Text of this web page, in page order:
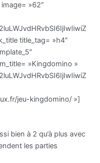
»62″
title_tag= »h4″
»Kingdomino »
jeu-kingdomino/ »]
bien à 2 qu’à plus avec
les parties